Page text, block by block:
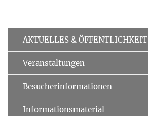
AKTUELLES & ÖFFENTLICHKEIT
Veranstaltungen
Besucherinformationen
Informationsmaterial